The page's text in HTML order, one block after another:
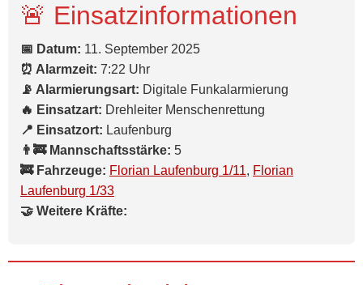
🚨 Einsatzinformationen
📅 Datum: 11. September 2025
⏰ Alarmzeit: 7:22 Uhr
📡 Alarmierungsart: Digitale Funkalarmierung
🔥 Einsatzart: Drehleiter Menschenrettung
📍 Einsatzort: Laufenburg
👨‍🚒 Mannschaftsstärke: 5
🚒 Fahrzeuge: Florian Laufenburg 1/11, Florian
Laufenburg 1/33
🤝 Weitere Kräfte: